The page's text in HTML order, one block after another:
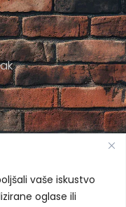
vaše iskustvo
oglase ili